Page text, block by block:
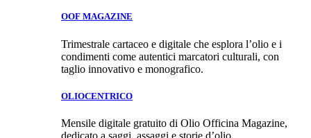
OOF MAGAZINE
Trimestrale cartaceo e digitale che esplora l’olio e i
condimenti come autentici marcatori culturali, con
taglio innovativo e monografico.
OLIOCENTRICO
Mensile digitale gratuito di Olio Officina Magazine,
dedicato a saggi, assaggi e storie d’olio.